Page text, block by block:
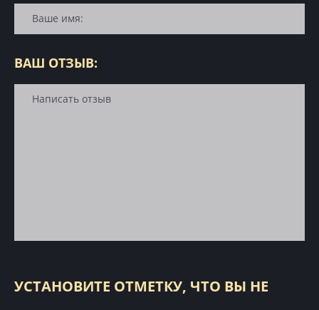
ВАШ ОТЗЫВ:
УСТАНОВИТЕ ОТМЕТКУ, ЧТО ВЫ НЕ